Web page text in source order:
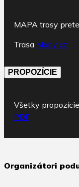
MAPA trasy
Trasa Mapy cz
PROPOZÍCIE
Všetky
PDF
Organizátori